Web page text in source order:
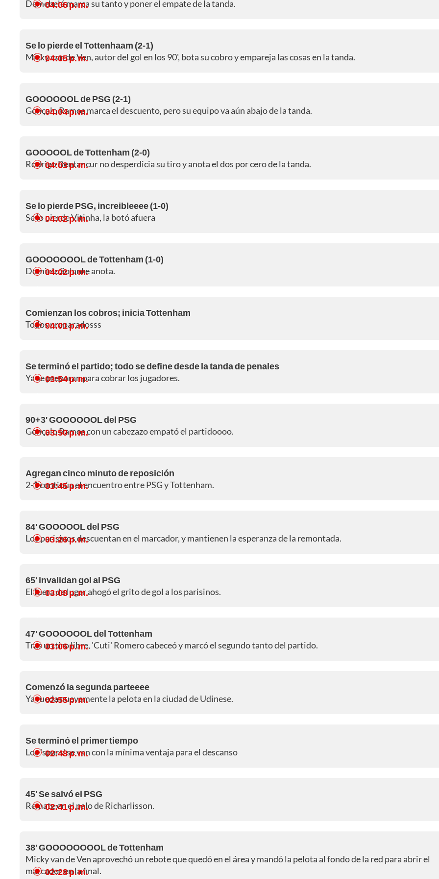
Demebelé marca su tanto y poner el empate de la tanda.
04:06 p. m.
Se lo pierde el Tottenhaam (2-1)
Micky van de Ven, autor del gol en los 90', bota su cobro y empareja las cosas en la tanda.
04:05 p. m.
GOOOOOOL de PSG (2-1)
Gonçalo Ramos marca el descuento, pero su equipo va aún abajo de la tanda.
04:04 p. m.
GOOOOOL de Tottenham (2-0)
Rodrigo Bentancur no desperdicia su tiro y anota el dos por cero de la tanda.
04:03 p. m.
Se lo pierde PSG, increibleeee (1-0)
Se lo pierde Vitinha, la botó afuera
04:02 p. m.
GOOOOOOOL de Tottenham (1-0)
Dominic Solanke anota.
04:02 p. m.
Comienzan los cobros; inicia Tottenham
Todos preparadosss
04:01 p. m.
Se terminó el partido; todo se define desde la tanda de penales
Ya se preparan para cobrar los jugadores.
03:54 p. m.
90+3' GOOOOOOL del PSG
Gonçalo Ramos con un cabezazo empató el partidoooo.
03:50 p. m.
Agregan cinco minuto de reposición
2-1 continúa el encuentro entre PSG y Tottenham.
03:45 p. m.
84' GOOOOOL del PSG
Los parisinos descuentan en el marcador, y mantienen la esperanza de la remontada.
03:26 p. m.
65' invalidan gol al PSG
El fuera de lugar ahogó el grito de gol a los parisinos.
03:08 p. m.
47' GOOOOOOL del Tottenham
Tras un tiro libre, 'Cuti' Romero cabeceó y marcó el segundo tanto del partido.
03:06 p. m.
Comenzó la segunda parteeee
Ya rueda nuevamente la pelota en la ciudad de Udinese.
02:55 p. m.
Se terminó el primer tiempo
Los 'spurs' se van con la mínima ventaja para el descanso
02:48 p. m.
45' Se salvó el PSG
Remate en el palo de Richarlisson.
02:41 p. m.
38' GOOOOOOOOL de Tottenham
Micky van de Ven aprovechó un rebote que quedó en el área y mandó la pelota al fondo de la red para abrir el
marcador en la final.
02:28 p. m.